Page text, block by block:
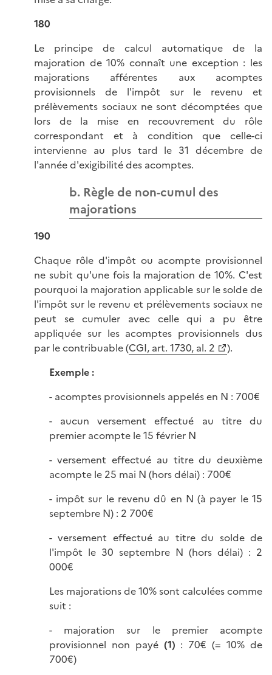
180
Le principe de calcul automatique de la
majoration de 10% connaît une exception : les
majorations afférentes aux acomptes
provisionnels de l'impôt sur le revenu et
prélèvements sociaux ne sont décomptées que
lors de la mise en recouvrement du rôle
correspondant et à condition que celle-ci
intervienne au plus tard le 31 décembre de
l'année d'exigibilité des acomptes.
b. Règle de non-cumul des
majorations
190
Chaque rôle d'impôt ou acompte provisionnel
ne subit qu'une fois la majoration de 10%. C'est
pourquoi la majoration applicable sur le solde de
l'impôt sur le revenu et prélèvements sociaux ne
peut se cumuler avec celle qui a pu être
appliquée sur les acomptes provisionnels dus
par le contribuable (CGI, art. 1730, al. 2
).
Exemple :
- acomptes provisionnels appelés en N : 700€
- aucun versement effectué au titre du
premier acompte le 15 février N
- versement effectué au titre du deuxième
acompte le 25 mai N (hors délai) : 700€
- impôt sur le revenu dû en N (à payer le 15
septembre N) : 2 700€
- versement effectué au titre du solde de
l'impôt le 30 septembre N (hors délai) : 2
000€
Les majorations de 10% sont calculées comme
suit :
- majoration sur le premier acompte
provisionnel non payé (1) : 70€ (= 10% de
700€)